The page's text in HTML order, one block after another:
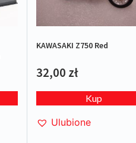
KAWASAKI Z750 Red
32,00 zł
Kup
Ulubione